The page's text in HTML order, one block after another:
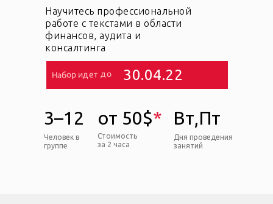
Научитесь профессиональной
работе с текстами в области
финансов, аудита и
консалтинга
Человек в
группе
3–12
Стоимость
за 2 часа
от 50$*
Дня проведения
занятий
Вт,Пт
30.04.22
Набор идет до